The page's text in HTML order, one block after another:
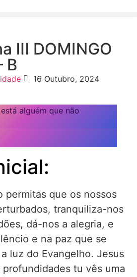
III DOMINGO
B
16 Outubro, 2024
alguém que não
permitas que os nossos
tranquiliza-nos
dá-nos a alegria, e
e na paz que se
luz do Evangelho. Jesus
profundidades tu vês uma